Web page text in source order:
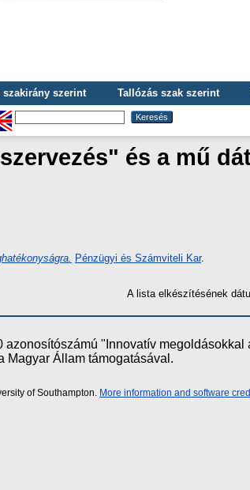
szakirány szerint Tallózás szak szerint
és a mű
Pénzügyi és Számviteli Kar.
A lista elkészítésének
"Innovatív
Magyar Állam támogatásával.
of Southampton. More information and software